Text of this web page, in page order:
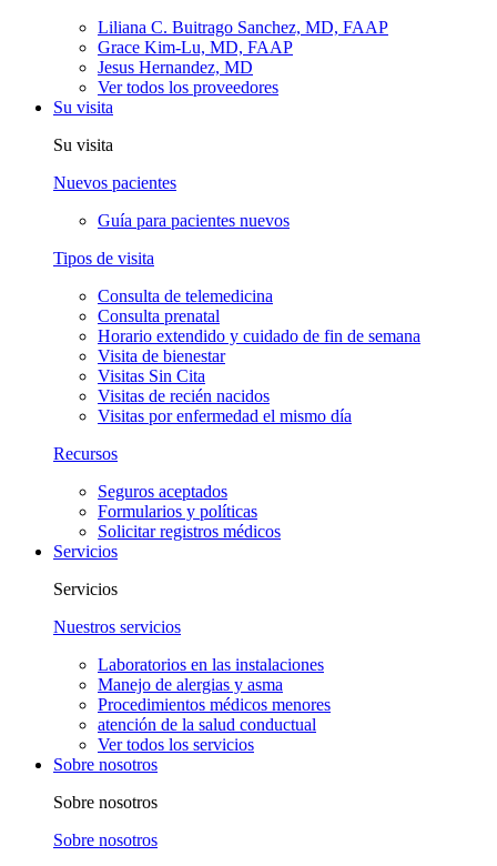
Liliana C. Buitrago Sanchez, MD, FAAP
Grace Kim-Lu, MD, FAAP
Jesus Hernandez, MD
Ver todos los proveedores
Su visita
Su visita
Nuevos pacientes
Guía para pacientes nuevos
Tipos de visita
Consulta de telemedicina
Consulta prenatal
Horario extendido y cuidado de fin de semana
Visita de bienestar
Visitas Sin Cita
Visitas de recién nacidos
Visitas por enfermedad el mismo día
Recursos
Seguros aceptados
Formularios y políticas
Solicitar registros médicos
Servicios
Servicios
Nuestros servicios
Laboratorios en las instalaciones
Manejo de alergias y asma
Procedimientos médicos menores
atención de la salud conductual
Ver todos los servicios
Sobre nosotros
Sobre nosotros
Sobre nosotros